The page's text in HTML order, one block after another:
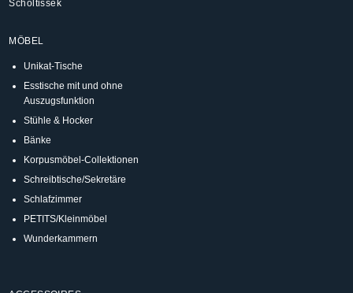
MÖBEL
Unikat-Tische
Esstische mit und ohne
Auszugsfunktion
Stühle & Hocker
Bänke
Korpusmöbel-Collektionen
Schreibtische/Sekretäre
Schlafzimmer
PETITS/Kleinmöbel
Wunderkammern